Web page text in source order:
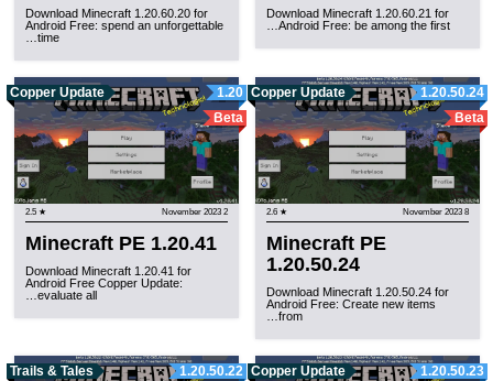
Download Minecraft 1.20.60.21 for
Android Free: be among the first…
Download Minecraft 1.20.60.20 for
Android Free: spend an unforgettable
time…
Copper Update
1.20.50.24
Beta
8 November 2023
★ 2.6
Minecraft PE
1.20.50.24
Download Minecraft 1.20.50.24 for
Android Free: Create new items
from…
Copper Update
1.20
Beta
2 November 2023
★ 2.5
Minecraft PE 1.20.41
Download Minecraft 1.20.41 for
Android Free Copper Update:
evaluate all…
Copper Update
1.20.50.23
Trails & Tales
1.20.50.22